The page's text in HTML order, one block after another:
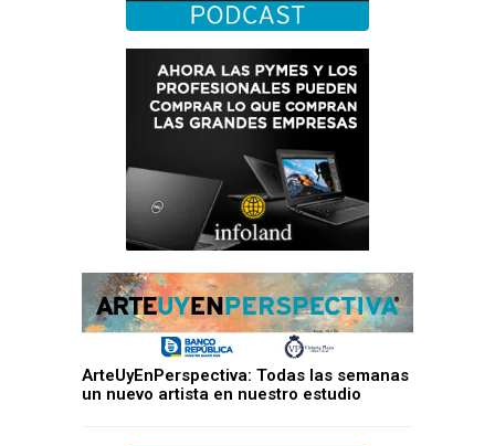
ArteUyEnPerspectiva: Todas las semanas
un nuevo artista en nuestro estudio